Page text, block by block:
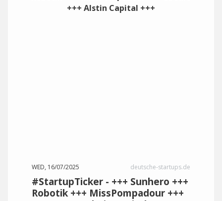
WED, 16/07/2025 deutsche-startups.de
#StartupTicker - +++ Sunhero +++
Robotik +++ MissPompadour +++